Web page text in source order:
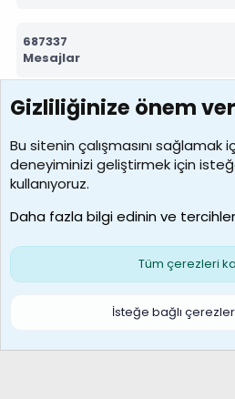
687337
Mesajlar
7390
Kullanıcılar
MosesBrownHayranı
Son üye
Çerezler
S
Gizliliğinize önem
Bu sitenin çalışmasını sağlamak
deneyiminizi geliştirmek için
kullanıyoruz.
Daha fazla bilgi edinin ve
Tüm çerezleri
İsteğe bağlı